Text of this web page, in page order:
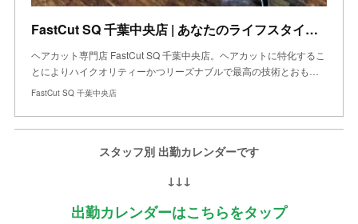
FastCut SQ 千葉中央店 | あなたのライフスタイルを変える
ヘアカット専門店 FastCut SQ 千葉中央店。ヘアカットに特化するこ
とによりハイクオリティーかつリーズナブルで最高の技術とおも…
FastCut SQ 千葉中央店
スタッフ別 出勤カレンダーです
↓↓↓
出勤カレンダーはこちらをタップ